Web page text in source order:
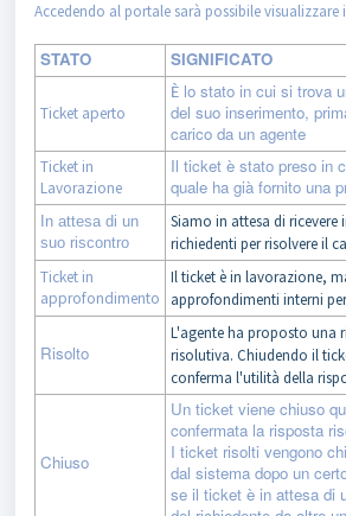
Accedendo al portale sarà possibile visualizzare
STATO SIGNIFICATO
Ticket aperto
È lo stato in cui si trova
del suo inserimento,
carico da un agente
Ticket in
Lavorazione
Il ticket è stato preso in
quale ha già fornito una
In attesa di un
suo riscontro
Siamo in attesa di
richiedenti per risolvere il
Ticket in
approfondimento
Il ticket è in lavorazione,
approfondimenti interni
Risolto
L'agente ha proposto una
risolutiva. Chiudendo il
conferma l'utilità della
Chiuso
Un ticket viene chiuso
confermata la risposta
I ticket risolti vengono
dal sistema dopo un
se il ticket è in attesa di